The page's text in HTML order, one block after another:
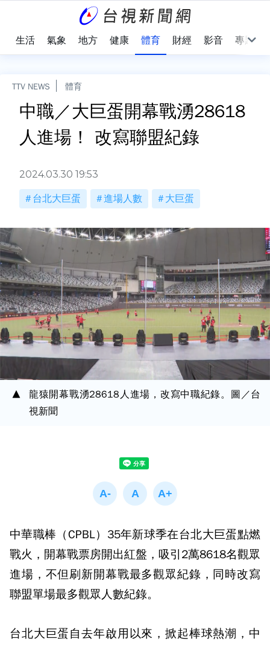
生活 氣象 地方 健康 體育 財經 影音 專題
TTV NEWS 體育
中職／大巨蛋開幕戰湧28618
人進場！ 改寫聯盟紀錄
2024.03.30 19:53
台北大巨蛋 進場人數 大巨蛋
龍猿開幕戰湧28618人進場，改寫中職紀錄。圖／台
視新聞
中華職棒（CPBL）35年新球季在台北大巨蛋點燃
戰火，開幕戰票房開出紅盤，吸引2萬8618名觀眾
進場，不但刷新開幕戰最多觀眾紀錄，同時改寫
聯盟單場最多觀眾人數紀錄。
台北大巨蛋自去年啟用以來，掀起棒球熱潮，中